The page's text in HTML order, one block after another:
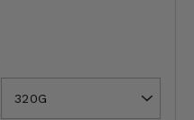
320G